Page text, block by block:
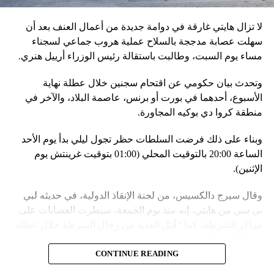
في السياق، أشار رئيس أركان القوات المسلّحة البيلاروسية
الجنرال فيكتور غوليفيتش إلى أنّه «في إطار هذا الحدث، تمّت
احتياطي»، لافتاً إلى أنّه «فور إنجاز عملية الانتشار هذه،
سنستعرض المسائل المتعلّقة بالاستعدادات لاستخدام الأسلحة
النووية غير الاستراتيجية».
وفي أوكرانيا، فكّكت أجهزة الأمن شبكة من العملاء التابعين
لجهاز الأمن الفدرالي الروسي «كانوا يعدّون لاغتيال الرئيس
الأوكراني» فولوديمير زيلينسكي ومسؤولين كبار آخرين، مثل
أوامر من موسكو. وأوقفت الأجهزة الأوكرانية ضابطَي أمن،
مشيرةً إلى أن المشتبه فيهما اللذَين أوقفا «شخصان برتبة
الحكوميين.
لا تزال هايتي غارقة في دوامة جديدة من أعمال العنف بعد أن
سهلت عصابة مدججة بالسلاح عملية هروب جماعي لسجناء
مساء يوم السبت، وطالبت باستقالة رئيس الوزراء أرييل هنري.
وتحدث بيان حكومي عن اقتحام سجنين خلال عطلة نهاية
الأسبوع، أحدهما في بورت أو برنس، عاصمة البلاد، والآخر في
منطقة كروا دي بوكيه المجاورة.
وبناء على ذلك فرضت السلطات حظر تجول ليلي بدأ يوم الأحد
الساعة 20:00 بالتوقيت المحلي (01:00 بتوقيت غرينتش يوم
الإثنين).
وقال سيرج دالكسيس، من لجنة الإنقاذ الدولية، في حديثه لبي
بي سي من هايتي، إنه منذ يوم الجمعة، سيطرت العصابات على
وأدى ذلك إلى تشتيت انتباه السلطات وتسهيل تنفيذ هجوم منسق
CONTINUE READING